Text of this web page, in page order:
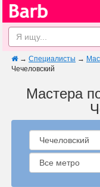
→ Специалисты →
Чечеловский
Мастера